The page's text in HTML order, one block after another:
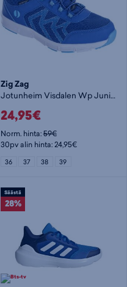
Zig Zag
Jotunheim Visdalen Wp Junior - lenkkarit
24,95€
Norm. hinta:59€
30pv alin hinta: 24,95€
36 37 38 39
Säästä
28%